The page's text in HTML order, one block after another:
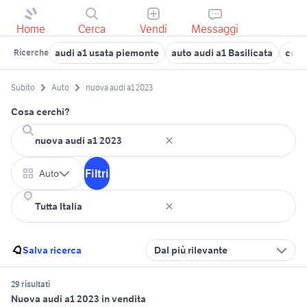
Home Cerca Vendi Messaggi
Ricerche audi a1 usata piemonte auto audi a1 Basilicata
Subito Auto nuova audi a1 2023
Cosa cerchi?
Auto Filtri
Salva ricerca Dal più rilevante
29 risultati
Nuova audi a1 2023 in vendita